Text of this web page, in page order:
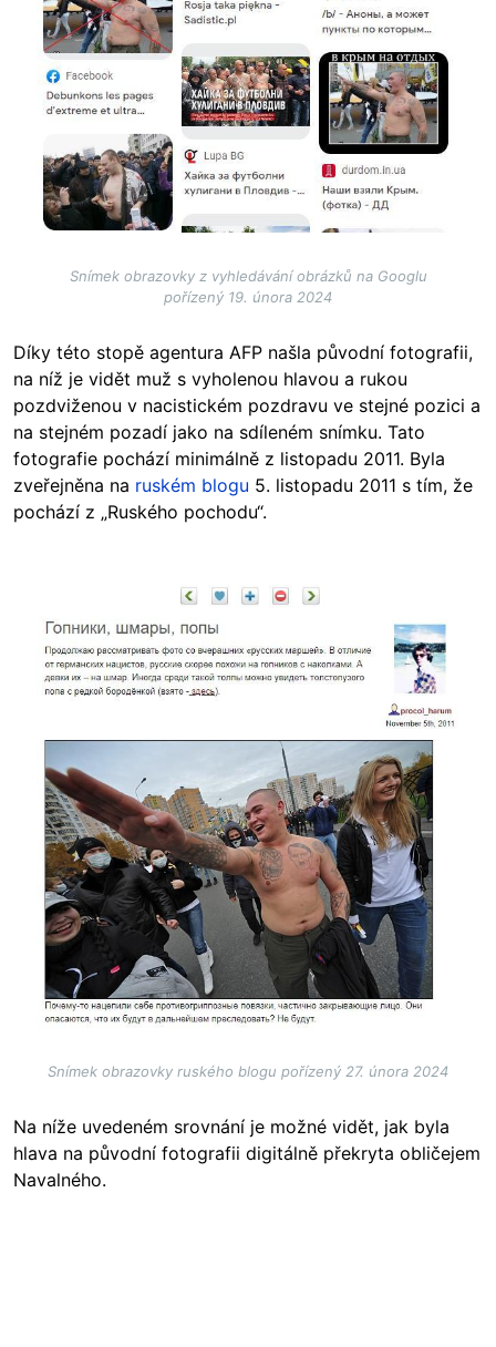
Snímek obrazovky z vyhledávání obrázků na Googlu
pořízený 19. února 2024
Díky této stopě agentura AFP našla původní fotografii,
na níž je vidět muž s vyholenou hlavou a rukou
pozdviženou v nacistickém pozdravu ve stejné pozici a
na stejném pozadí jako na sdíleném snímku. Tato
fotografie pochází minimálně z listopadu 2011. Byla
zveřejněna na ruském blogu 5. listopadu 2011 s tím, že
pochází z „Ruského pochodu“.
Snímek obrazovky ruského blogu pořízený 27. února 2024
Na níže uvedeném srovnání je možné vidět, jak byla
hlava na původní fotografii digitálně překryta obličejem
Navalného.